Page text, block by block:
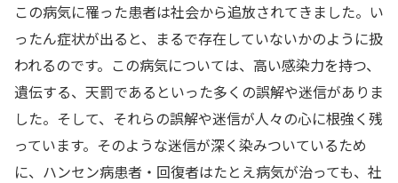
この病気に罹った患者は社会から追放されてきました。い
ったん症状が出ると、まるで存在していないかのように扱
われるのです。この病気については、高い感染力を持つ、
遺伝する、天罰であるといった多くの誤解や迷信がありま
した。そして、それらの誤解や迷信が人々の心に根強く残
っています。そのような迷信が深く染みついているため
に、ハンセン病患者・回復者はたとえ病気が治っても、社